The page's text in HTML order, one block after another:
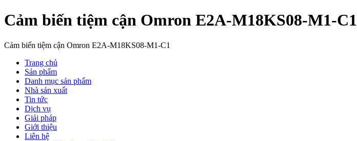
Cảm biến tiệm cận Omron E2A-M18KS08-M1-C1
Cảm biến tiệm cận Omron E2A-M18KS08-M1-C1
Trang chủ
Sản phẩm
Danh mục sản phẩm
Nhà sản xuất
Tin tức
Dịch vụ
Giải pháp
Giới thiệu
Liên hệ